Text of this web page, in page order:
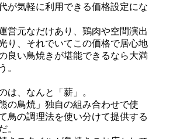
が気軽に利用できる価格設定にな
営元なだけあり、鶏肉や空間演出
り、それでいてこの価格で居心地
良い鳥焼きが堪能できるなら大満
。
は、なんと「薪」。
の鳥焼」独自の組み合わせで使
鳥の調理法を使い分けて提供する
。